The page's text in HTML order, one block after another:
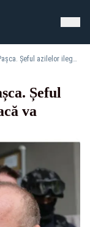
Zi decisivă pentru Viorel Pașca. Șeful azilelor ilegale află astăzi dacă va ajunge sau nu după gratii
Șeful
va